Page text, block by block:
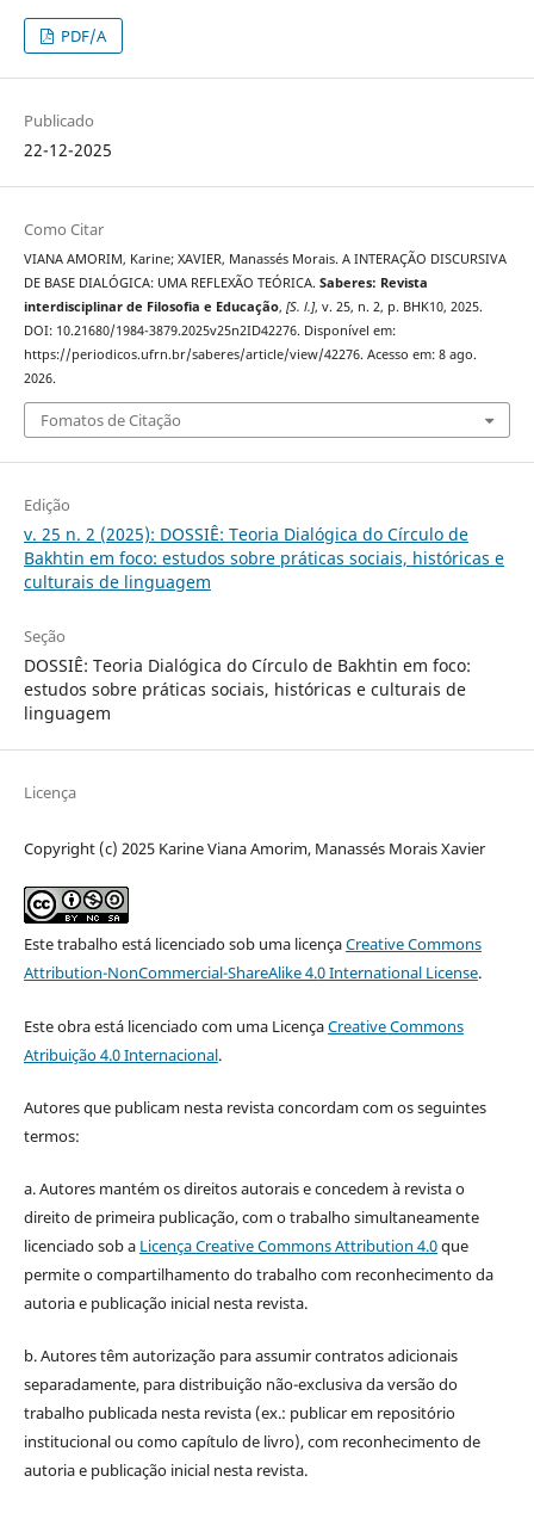
PDF/A
Publicado
22-12-2025
Como Citar
VIANA AMORIM, Karine; XAVIER, Manassés Morais. A INTERAÇÃO DISCURSIVA
DE BASE DIALÓGICA: UMA REFLEXÃO TEÓRICA. Saberes: Revista
interdisciplinar de Filosofia e Educação, [S. l.], v. 25, n. 2, p. BHK10, 2025.
DOI: 10.21680/1984-3879.2025v25n2ID42276. Disponível em:
https://periodicos.ufrn.br/saberes/article/view/42276. Acesso em: 8 ago.
2026.
Fomatos de Citação
Edição
v. 25 n. 2 (2025): DOSSIÊ: Teoria Dialógica do Círculo de
Bakhtin em foco: estudos sobre práticas sociais, históricas e
culturais de linguagem
Seção
DOSSIÊ: Teoria Dialógica do Círculo de Bakhtin em foco:
estudos sobre práticas sociais, históricas e culturais de
linguagem
Licença
Copyright (c) 2025 Karine Viana Amorim, Manassés Morais Xavier
Este trabalho está licenciado sob uma licençaCreative Commons
Attribution-NonCommercial-ShareAlike 4.0 International License.
Este obra está licenciado com uma LicençaCreative Commons
Atribuição 4.0 Internacional.
Autores que publicam nesta revista concordam com os seguintes
termos:
a. Autores mantém os direitos autorais e concedem à revista o
direito de primeira publicação, com o trabalho simultaneamente
licenciado sob a Licença Creative Commons Attribution 4.0que
permite o compartilhamento do trabalho com reconhecimento da
autoria e publicação inicial nesta revista.
b. Autores têm autorização para assumir contratos adicionais
separadamente, para distribuição não-exclusiva da versão do
trabalho publicada nesta revista (ex.: publicar em repositório
institucional ou como capítulo de livro), com reconhecimento de
autoria e publicação inicial nesta revista.